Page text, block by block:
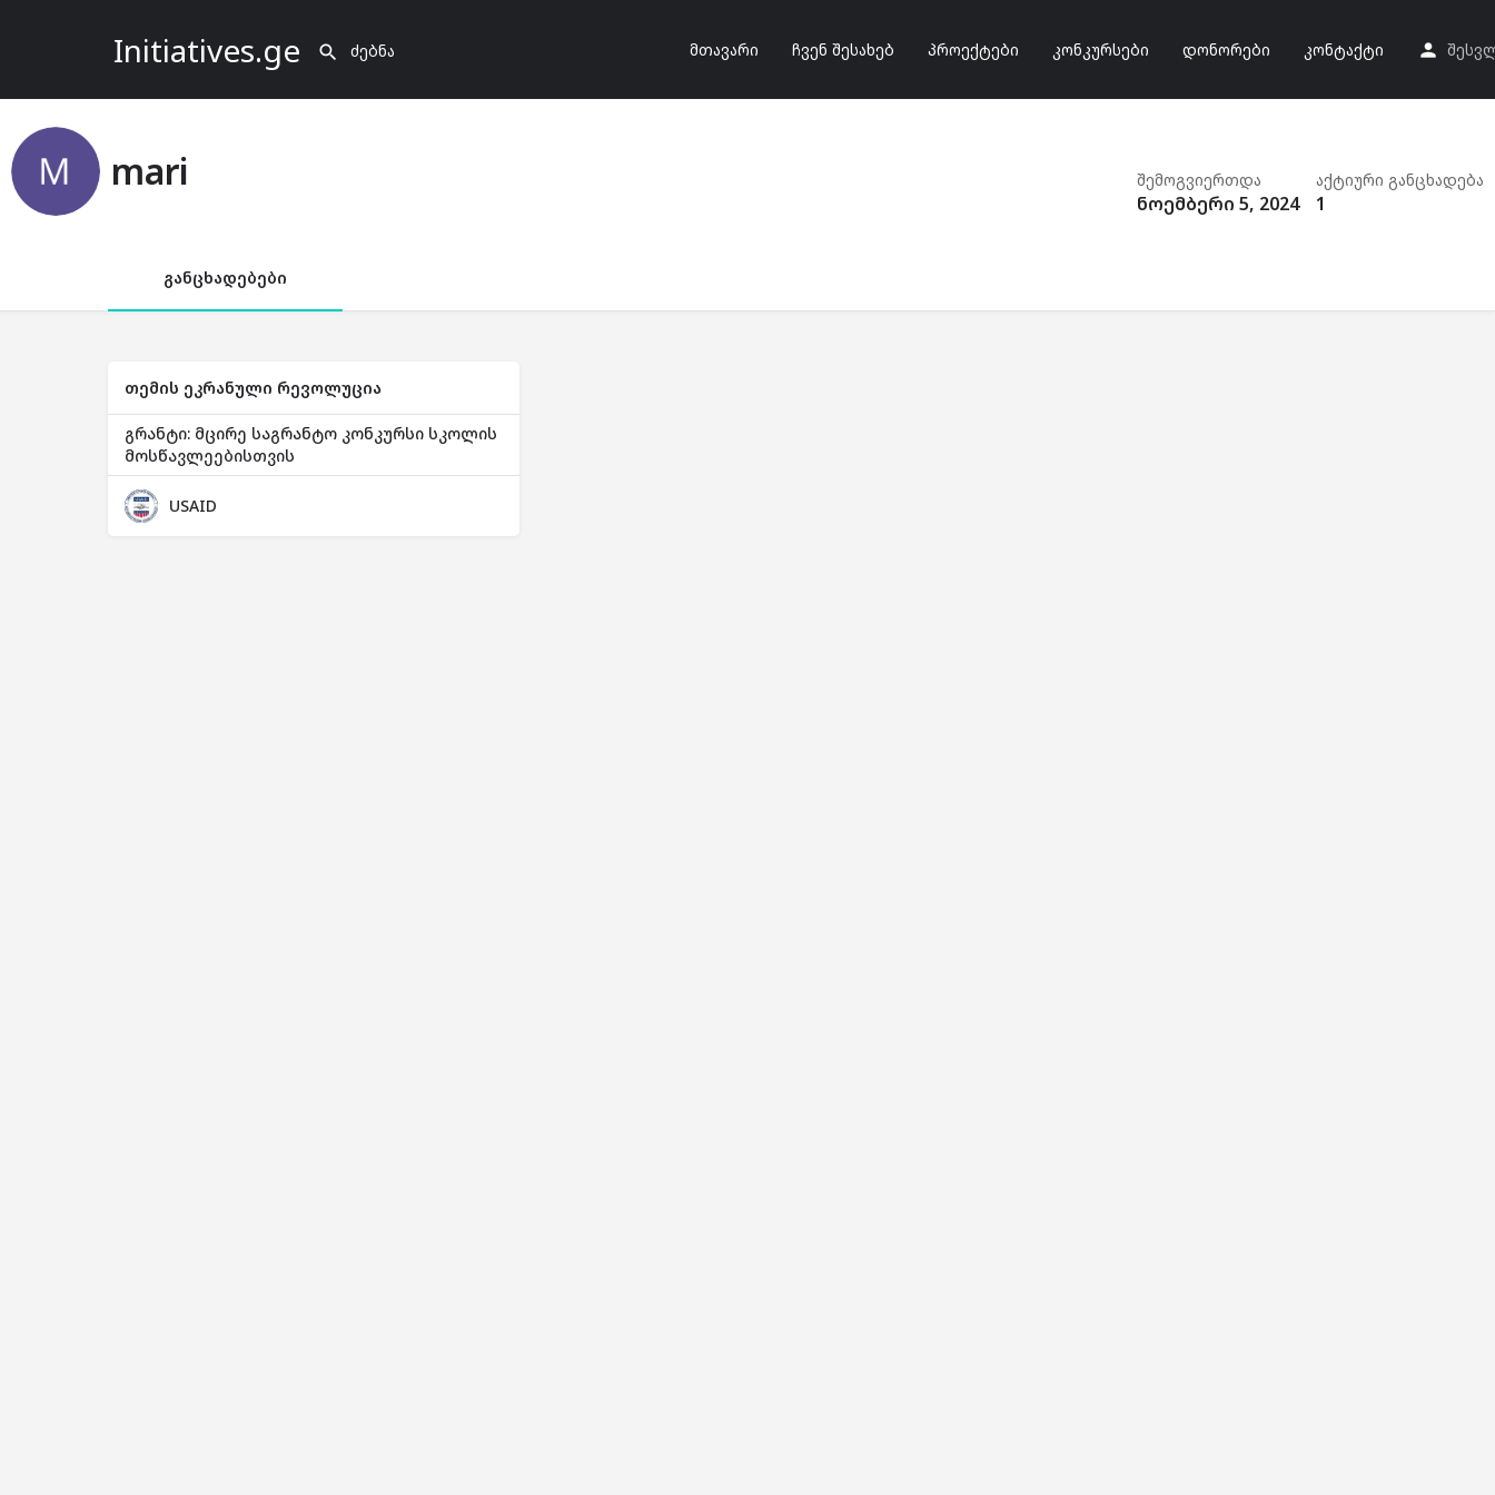
Initiatives.ge მთავარი ჩვენ შესახებ პროექტები კონკურსები დონორები კონტაქტი
mari შემოგვიერთდა
ნოემბერი 5, 2024
აქტიური განცხადება
1
განცხადებები
თემის ეკრანული რევოლუცია
გრანტი: მცირე საგრანტო კონკურსი სკოლის
მოსწავლეებისთვის
USAID